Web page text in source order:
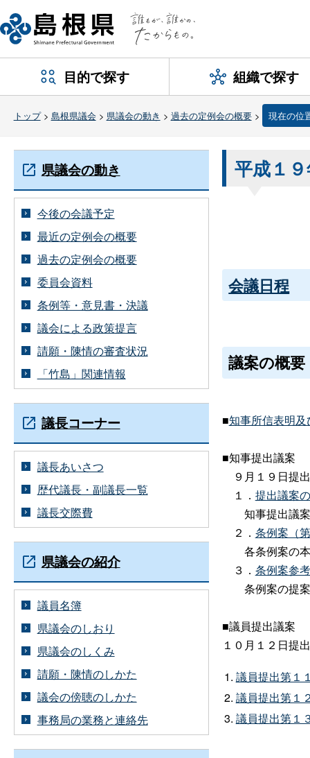
目的で探す 組織で探す
トップ> 島根県議会 > 県議会の動き > 過去の定例会の概要> 現在の位
平成１
会議日程
議案の概要
■知事所信表明
■知事提出議案
９月１９日提
１． 提出議案
知事提出議
２． 条例案（
各条例案の
３． 条例案参
条例案の提
■議員提出議案
１０月１２日提
議員提出第１
議員提出第１
議員提出第１
県議会の動き
今後の会議予定
最近の定例会の概要
過去の定例会の概要
委員会資料
条例等・意見書・決議
議会による政策提言
請願・陳情の審査状況
「竹島」関連情報
議長コーナー
議長あいさつ
歴代議長・副議長一覧
議長交際費
県議会の紹介
議員名簿
県議会のしおり
県議会のしくみ
請願・陳情のしかた
議会の傍聴のしかた
事務局の業務と連絡先